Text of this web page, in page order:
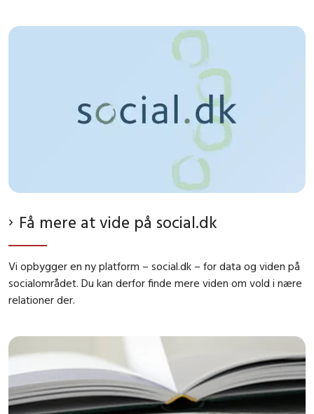
Få mere at vide på social.dk
Vi opbygger en ny platform – social.dk – for data og viden på
socialområdet. Du kan derfor finde mere viden om vold i nære
relationer der.